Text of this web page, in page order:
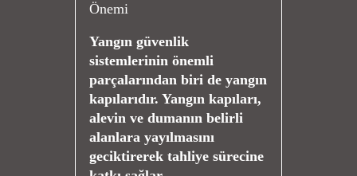
Önemi
Yangın güvenlik
sistemlerinin önemli
parçalarından biri de yangın
kapılarıdır. Yangın kapıları,
alevin ve dumanın belirli
alanlara yayılmasını
geciktirerek tahliye sürecine